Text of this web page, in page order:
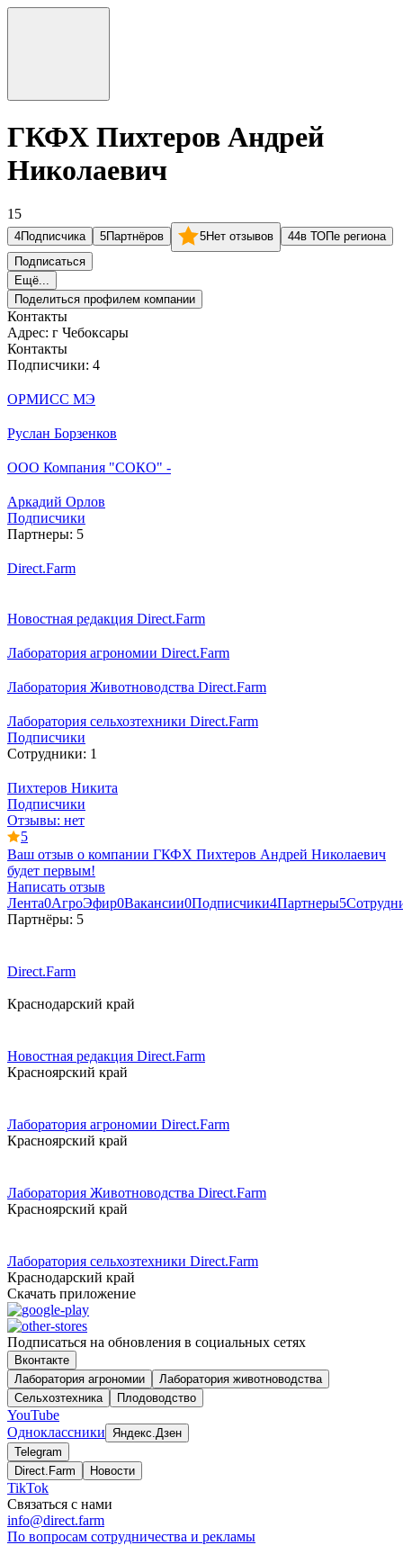
ГКФХ Пихтеров Андрей
Николаевич
15
4Подписчика 5Партнёров 5Нет отзывов 44в ТОПе региона
Подписаться
Ещё...
Поделиться профилем компании
Контакты
Адрес: г Чебоксары
Контакты
Подписчики: 4
ОРМИСС МЭ
Руслан Борзенков
ООО Компания "СОКО" -
Аркадий Орлов
Подписчики
Партнеры: 5
Direct.Farm
Новостная редакция Direct.Farm
Лаборатория агрономии Direct.Farm
Лаборатория Животноводства Direct.Farm
Лаборатория сельхозтехники Direct.Farm
Подписчики
Сотрудники: 1
Пихтеров Никита
Подписчики
Отзывы: нет
5
Ваш отзыв о компании ГКФХ Пихтеров Андрей Николаевич
будет первым!
Написать отзыв
Лента0АгроЭфир0Вакансии0Подписчики4Партнеры5
Партнёры: 5
Direct.Farm
Краснодарский край
Новостная редакция Direct.Farm
Красноярский край
Лаборатория агрономии Direct.Farm
Красноярский край
Лаборатория Животноводства Direct.Farm
Красноярский край
Лаборатория сельхозтехники Direct.Farm
Краснодарский край
Скачать приложение
Подписаться на обновления в социальных сетях
Вконтакте
Лаборатория агрономии
Лаборатория животноводства
Сельхозтехника
Плодоводство
YouTube
Одноклассники Яндекс.Дзен
Telegram
Direct.Farm
Новости
TikTok
Связаться с нами
info@direct.farm
По вопросам сотрудничества и рекламы